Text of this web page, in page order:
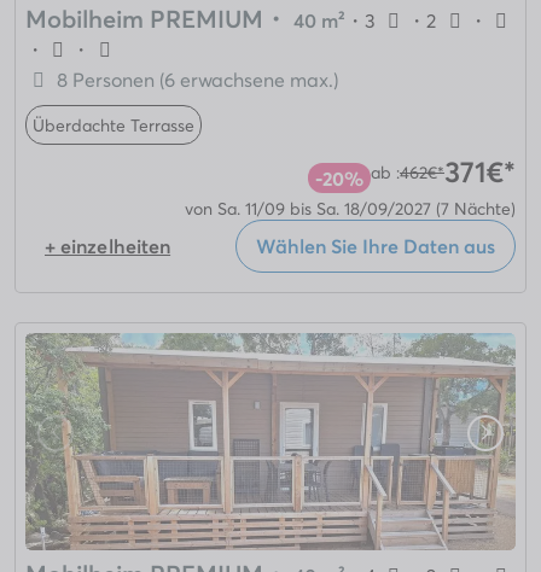
Mobilheim PREMIUM ・ 40 m² ・ 3 ・ 2
・
・
・
8 Personen (6 erwachsene max.)
Überdachte Terrasse
-20% ab :462€*371€*
von Sa. 11/09 bis Sa. 18/09/2027 (7 Nächte)
+ einzelheiten Wählen Sie Ihre Daten aus